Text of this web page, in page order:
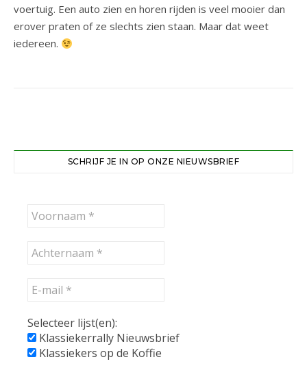
voertuig. Een auto zien en horen rijden is veel mooier dan
erover praten of ze slechts zien staan. Maar dat weet
iedereen.
SCHRIJF JE IN OP ONZE NIEUWSBRIEF
Selecteer lijst(en):
Klassiekerrally Nieuwsbrief
Klassiekers op de Koffie